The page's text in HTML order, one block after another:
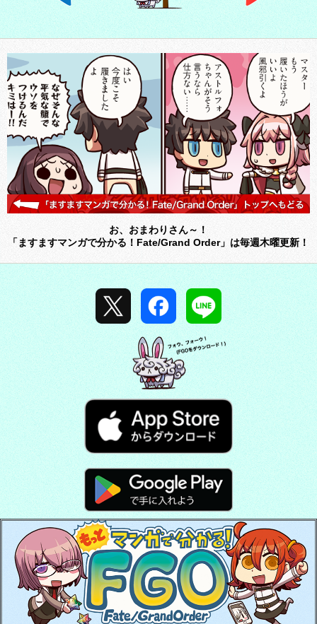
TOPへ戻
る
お、おまわりさん～！
「ますますマンガで分かる！Fate/Grand Order」は毎週木曜更新！